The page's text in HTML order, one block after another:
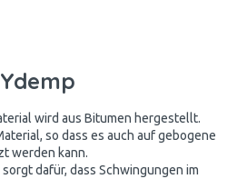
wird aus Bitumen hergestellt.
so dass es auch auf gebogene
werden kann.
dafür, dass Schwingungen im